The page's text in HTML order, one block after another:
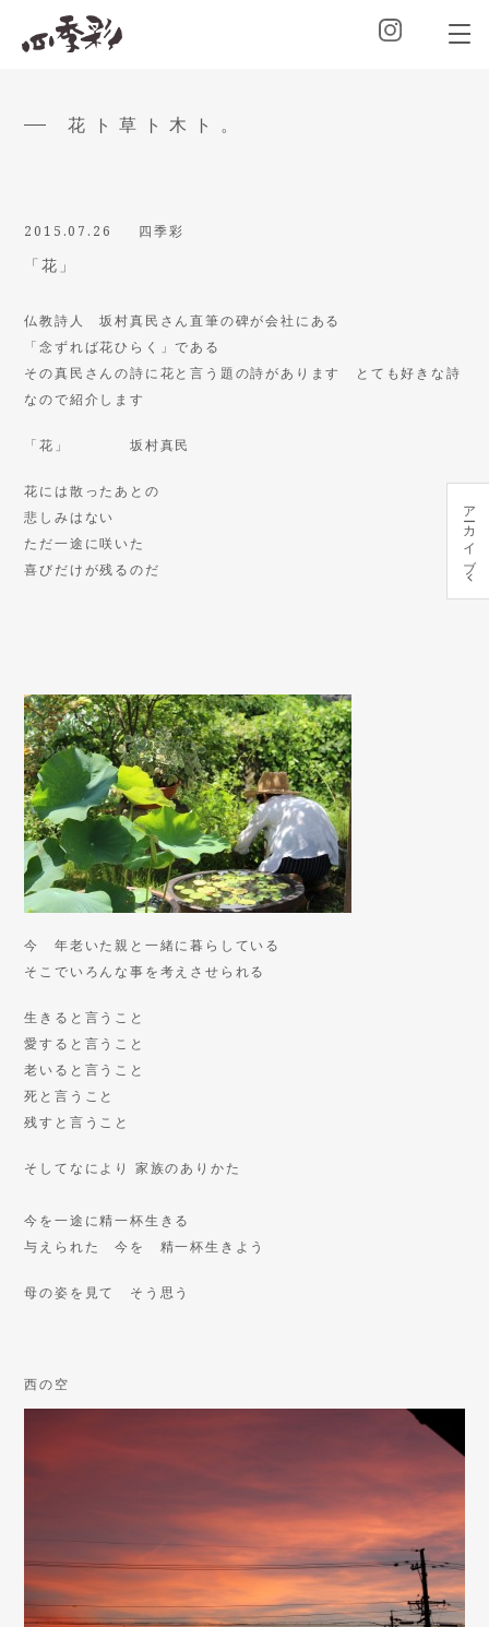
花ト草ト木ト。
2015.07.26 四季彩
「花」
仏教詩人 坂村真民さん直筆の碑が会社にある
「念ずれば花ひらく」である
その真民さんの詩に花と言う題の詩があります とても好きな詩
なので紹介します
「花」 坂村真民
花には散ったあとの
悲しみはない
ただ一途に咲いた
喜びだけが残るのだ
今 年老いた親と一緒に暮らしている
そこでいろんな事を考えさせられる
生きると言うこと
愛すると言うこと
老いると言うこと
死と言うこと
残すと言うこと
そしてなにより 家族のありかた
今を一途に精一杯生きる
与えられた 今を 精一杯生きよう
母の姿を見て そう思う
西の空
アーカイブ